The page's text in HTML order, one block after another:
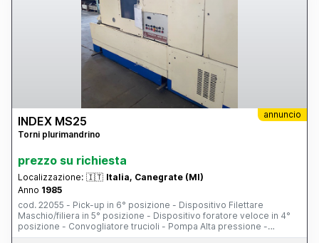
annuncio
INDEX MS25
Torni plurimandrino
prezzo su richiesta
Localizzazione: 🇮🇹 Italia, Canegrate (MI)
Anno 1985
cod. 22055 - Pick-up in 6° posizione - Dispositivo Filettare
Maschio/filiera in 5° posizione - Dispositivo foratore veloce in 4°
posizione - Convogliatore trucioli - Pompa Alta pressione -
Foratori statici - Portautensili slitte laterali - Vari accessori